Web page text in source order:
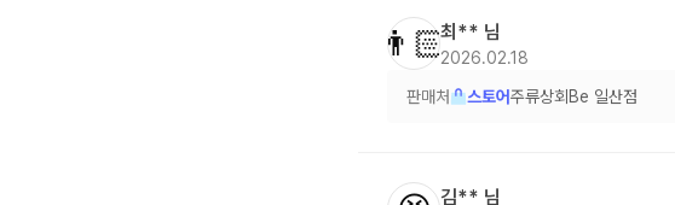
👨🏻최** 님
2026.02.18
판매처 스토어주류상회Be 일산점
김** 님